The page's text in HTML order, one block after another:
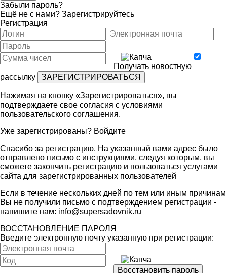
Забыли пароль?
Ещё не с нами? Зарегистрируйтесь
Регистрация
Получать новостную
рассылку
Нажимая на кнопку «Зарегистрироваться», вы
подтверждаете свое согласия с условиями
пользовательского соглашения.
Уже зарегистрированы? Войдите
Спасибо за регистрацию. На указанный вами адрес было
отправлено письмо с инструкциями, следуя которым, вы
сможете закончить регистрацию и пользоваться услугами
сайта для зарегистрированных пользователей
Если в течение нескольких дней по тем или иным причинам
Вы не получили письмо с подтверждением регистрации -
напишите нам: info@supersadovnik.ru
ВОССТАНОВЛЕНИЕ ПАРОЛЯ
Введите электронную почту указанную при регистрации: